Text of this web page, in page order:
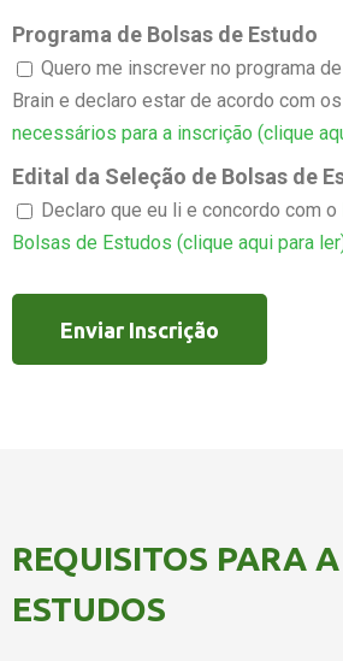
Programa de Bolsas de Estudo
Quero me inscrever no programa
Brain e declaro estar de acordo com os
necessários para a inscrição (clique
Edital da Seleção de Bolsas de
Declaro que eu li e concordo com o
Bolsas de Estudos (clique aqui para
Enviar Inscrição
REQUISITOS PARA
ESTUDOS